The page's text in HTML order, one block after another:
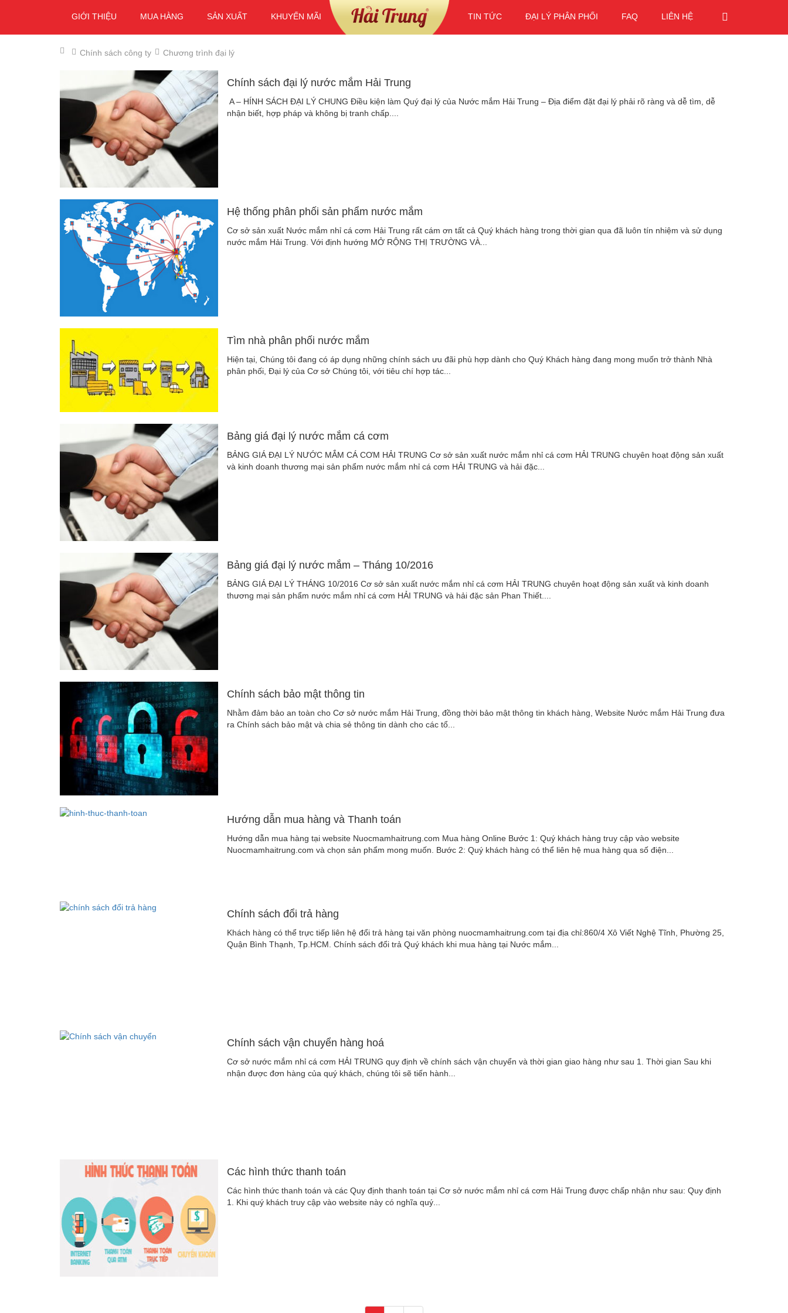
GIỚI THIỆU MUA HÀNG SẢN XUẤT KHUYẾN MÃI TIN TỨC ĐẠI LÝ PHÂN PHỐI FAQ LIÊN HỆ
Chính sách công ty Chương trình đại lý
Chính sách đại lý nước mắm Hải Trung
A – HÍNH SÁCH ĐẠI LÝ CHUNG Điều kiện làm Quý đại lý của Nước mắm Hải Trung – Địa điểm đặt đại lý phải rõ ràng và dễ tìm, dễ
nhận biết, hợp pháp và không bị tranh chấp....
Hệ thống phân phối sản phẩm nước mắm
Cơ sở sản xuất Nước mắm nhỉ cá cơm Hải Trung rất cám ơn tất cả Quý khách hàng trong thời gian qua đã luôn tín nhiệm và sử dụng
nước mắm Hải Trung. Với định hướng MỞ RỘNG THỊ TRƯỜNG VÀ...
Tìm nhà phân phối nước mắm
Hiện tại, Chúng tôi đang có áp dụng những chính sách ưu đãi phù hợp dành cho Quý Khách hàng đang mong muốn trở thành Nhà
phân phối, Đại lý của Cơ sở Chúng tôi, với tiêu chí hợp tác...
Bảng giá đại lý nước mắm cá cơm
BẢNG GIÁ ĐẠI LÝ NƯỚC MẮM CÁ CƠM HẢI TRUNG Cơ sở sản xuất nước mắm nhỉ cá cơm HẢI TRUNG chuyên hoạt động sản xuất
và kinh doanh thương mại sản phẩm nước mắm nhỉ cá cơm HẢI TRUNG và hải đặc...
Bảng giá đại lý nước mắm – Tháng 10/2016
BẢNG GIÁ ĐẠI LÝ THÁNG 10/2016 Cơ sở sản xuất nước mắm nhỉ cá cơm HẢI TRUNG chuyên hoạt động sản xuất và kinh doanh
thương mại sản phẩm nước mắm nhỉ cá cơm HẢI TRUNG và hải đặc sản Phan Thiết....
Chính sách bảo mật thông tin
Nhằm đảm bảo an toàn cho Cơ sở nước mắm Hải Trung, đồng thời bảo mật thông tin khách hàng, Website Nước mắm Hải Trung đưa
ra Chính sách bảo mật và chia sẻ thông tin dành cho các tổ...
Hướng dẫn mua hàng và Thanh toán
Hướng dẫn mua hàng tại website Nuocmamhaitrung.com Mua hàng Online Bước 1: Quý khách hàng truy cập vào website
Nuocmamhaitrung.com và chọn sản phẩm mong muốn. Bước 2: Quý khách hàng có thể liên hệ mua hàng qua số điện...
Chính sách đổi trả hàng
Khách hàng có thể trực tiếp liên hệ đổi trả hàng tại văn phòng nuocmamhaitrung.com tại địa chỉ:860/4 Xô Viết Nghệ Tĩnh, Phường 25,
Quận Bình Thạnh, Tp.HCM. Chính sách đổi trả Quý khách khi mua hàng tại Nước mắm...
Chính sách vận chuyển hàng hoá
Cơ sở nước mắm nhỉ cá cơm HẢI TRUNG quy định về chính sách vận chuyển và thời gian giao hàng như sau 1. Thời gian Sau khi
nhận được đơn hàng của quý khách, chúng tôi sẽ tiến hành...
Các hình thức thanh toán
Các hình thức thanh toán và các Quy định thanh toán tại Cơ sở nước mắm nhỉ cá cơm Hải Trung được chấp nhận như sau: Quy định
1. Khi quý khách truy cập vào website này có nghĩa quý...